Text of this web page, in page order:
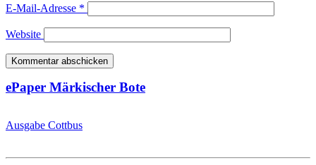
E-Mail-Adresse *
Website
ePaper Märkischer Bote
Ausgabe Cottbus